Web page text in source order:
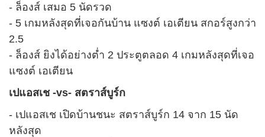
- ล็องส์ เสมอ 5 นัดรวด
- 5 เกมหลังสุดที่เจอกันบ้าน แซงต์ เอเตียน สกอร์สูงกว่า
2.5
- ล็องส์ ยิงได้อย่างต่ำ 2 ประตูตลอด 4 เกมหลังสุดที่เจอ
แซงต์ เอเตียน
เปแอสเช -vs- สตราส์บูร์ก
- เปแอสเช เปิดบ้านชนะ สตราส์บูร์ก 14 จาก 15 นัด
หลังสุด